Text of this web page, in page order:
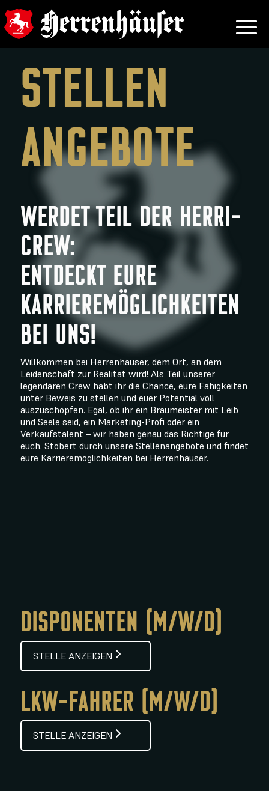
STELLEN
ANGEBOTE
WERDET TEIL DER HERRI-
CREW:
ENTDECKT EURE
KARRIEREMÖGLICHKEITEN
BEI UNS!
Willkommen bei Herrenhäuser, dem Ort, an dem
Leidenschaft zur Realität wird! Als Teil unserer
legendären Crew habt ihr die Chance, eure Fähigkeiten
unter Beweis zu stellen und euer Potential voll
auszuschöpfen. Egal, ob ihr ein Braumeister mit Leib
und Seele seid, ein Marketing-Profi oder ein
Verkaufstalent – wir haben genau das Richtige für
euch. Stöbert durch unsere Stellenangebote und findet
eure Karrieremöglichkeiten bei Herrenhäuser.
DISPONENTEN (M/W/D)
STELLE ANZEIGEN
LKW-FAHRER (M/W/D)
STELLE ANZEIGEN